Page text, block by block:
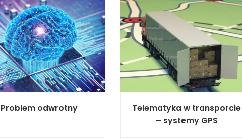
Problem odwrotny
Telematyka w transporcie
– systemy GPS